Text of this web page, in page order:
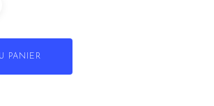
PANIER